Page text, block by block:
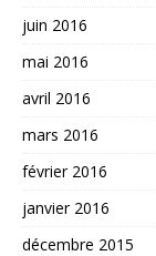
juin 2016
mai 2016
avril 2016
mars 2016
février 2016
janvier 2016
décembre 2015